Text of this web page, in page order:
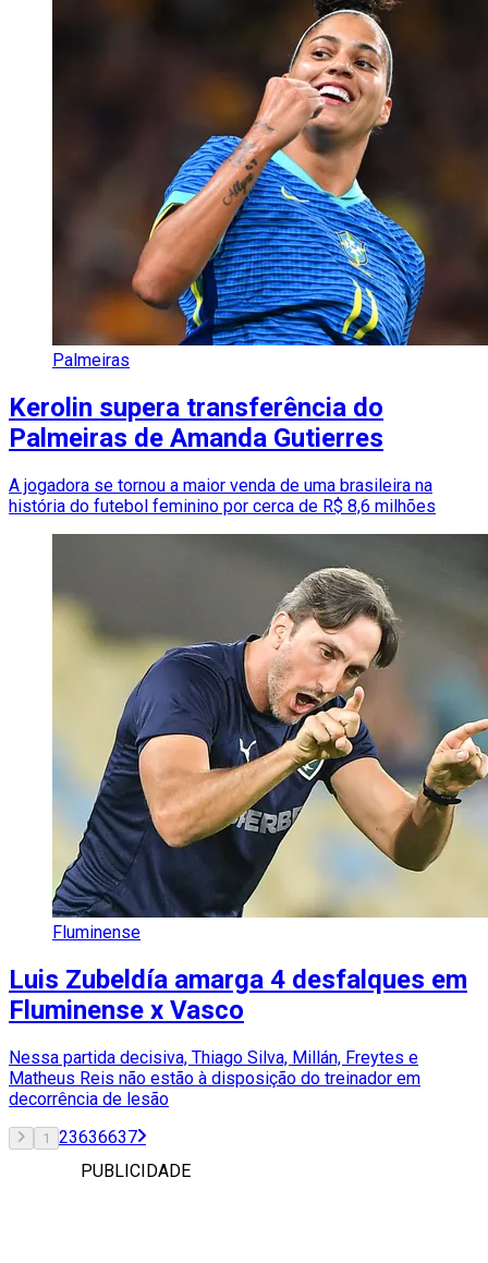
Palmeiras
Kerolin supera transferência do
Palmeiras de Amanda Gutierres
A jogadora se tornou a maior venda de uma brasileira na
história do futebol feminino por cerca de R$ 8,6 milhões
Fluminense
Luis Zubeldía amarga 4 desfalques em
Fluminense x Vasco
Nessa partida decisiva, Thiago Silva, Millán, Freytes e
Matheus Reis não estão à disposição do treinador em
decorrência de lesão
1 23636637
PUBLICIDADE